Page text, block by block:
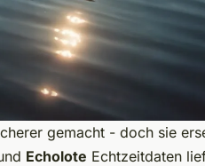
gemacht - doch sie
Echolote Echtzeitdaten